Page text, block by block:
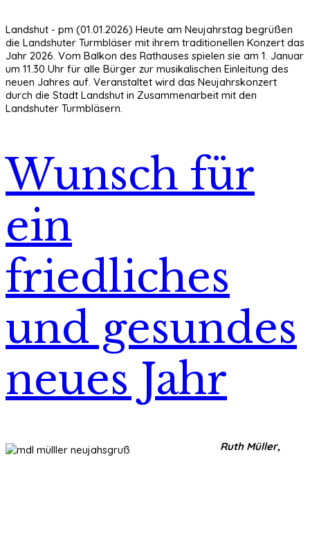
Landshut - pm (01.01.2026) Heute am Neujahrstag begrüßen
die Landshuter Turmbläser mit ihrem traditionellen Konzert das
Jahr 2026. Vom Balkon des Rathauses spielen sie am 1. Januar
um 11.30 Uhr für alle Bürger zur musikalischen Einleitung des
neuen Jahres auf. Veranstaltet wird das Neujahrskonzert
durch die Stadt Landshut in Zusammenarbeit mit den
Landshuter Turmbläsern.
Wunsch für
ein
friedliches
und gesundes
neues Jahr
Ruth Müller,